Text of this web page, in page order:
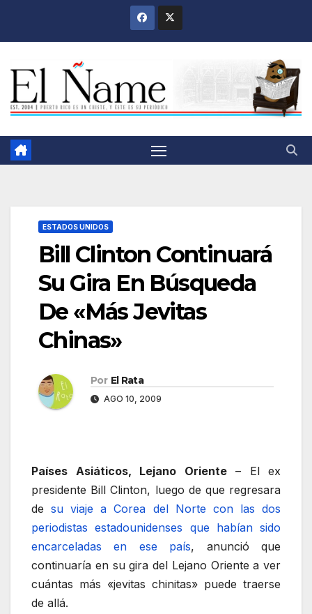
ESTADOS UNIDOS
Bill Clinton Continuará
Su Gira En Búsqueda
De «Más Jevitas
Chinas»
Por El Rata
AGO 10, 2009
Países Asiáticos, Lejano Oriente– El ex
presidente Bill Clinton, luego de que regresara
desu viaje a Corea del Norte con las dos
periodistas estadounidenses que habían sido
encarceladas en ese país, anunció que
continuaría en su gira del Lejano Oriente a ver
cuántas más «jevitas chinitas» puede traerse
de allá.